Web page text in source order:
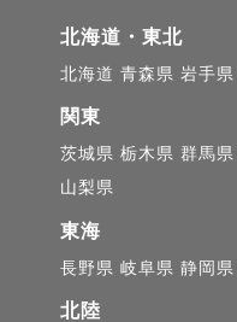
ョン ---
嫁様へ》
・タキシードについて】
タルご希望の場合、
する衣装ですのでと
北海道・東北
北海道 青森県 岩手県
関東
茨城県 栃木県 群馬県
山梨県
東海
長野県 岐阜県 静岡県
北陸